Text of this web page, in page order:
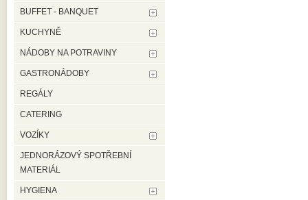
BUFFET - BANQUET
KUCHYNĚ
NÁDOBY NA POTRAVINY
GASTRONÁDOBY
REGÁLY
CATERING
VOZÍKY
JEDNORÁZOVÝ SPOTŘEBNÍ
MATERIÁL
HYGIENA